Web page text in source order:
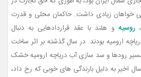
خواهان زیادی داشت. حاکمان محلی و قدرت
،روسیه و هلند با عقد قراردادهایی به دنبال
ارومیه بودند. در سال گذشته بر اثر ساخت
رودها و سد سازی آب دریاچه ارومیه خشک
اخیر به دلیل بارندگی های خوبی که رخ داد،